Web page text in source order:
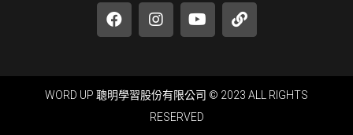
WORD UP 聰明學習股份有限公司 © 2023 ALL RIGHTS
RESERVED​